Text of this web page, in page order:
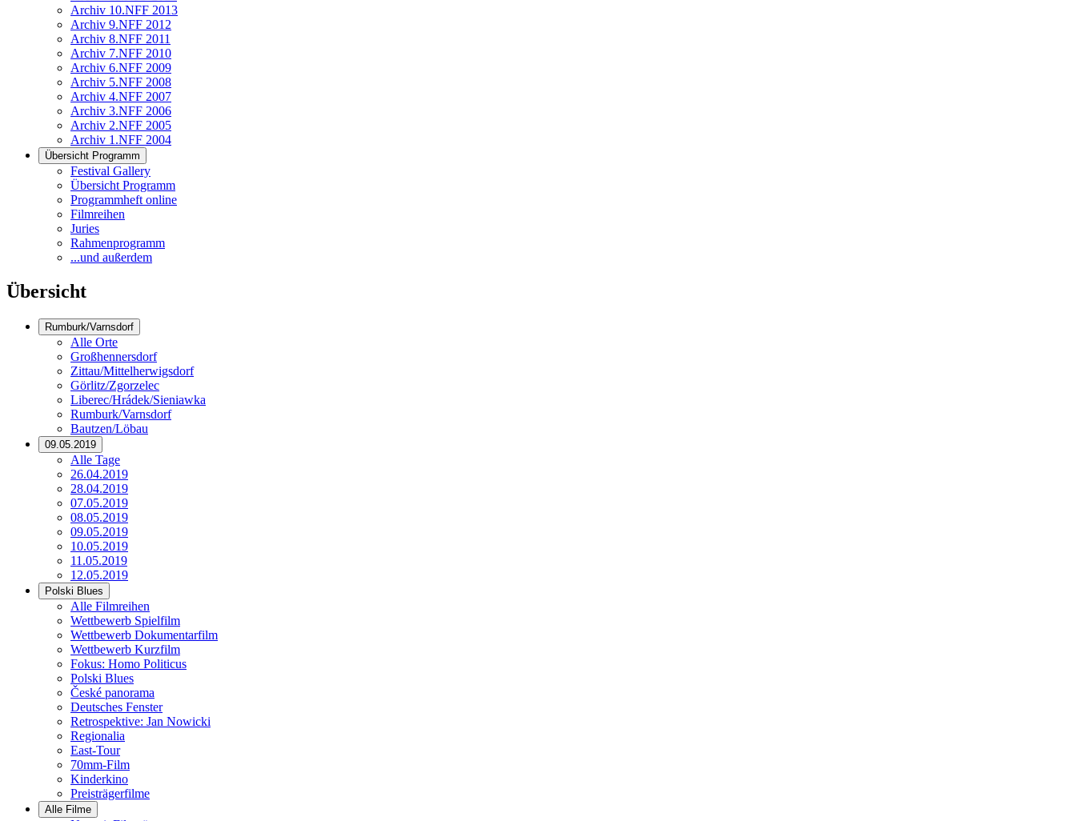
Archiv 10.NFF 2013
Archiv 9.NFF 2012
Archiv 8.NFF 2011
Archiv 7.NFF 2010
Archiv 6.NFF 2009
Archiv 5.NFF 2008
Archiv 4.NFF 2007
Archiv 3.NFF 2006
Archiv 2.NFF 2005
Archiv 1.NFF 2004
Übersicht Programm
Festival Gallery
Übersicht Programm
Programmheft online
Filmreihen
Juries
Rahmenprogramm
...und außerdem
Übersicht
Rumburk/Varnsdorf
Alle Orte
Großhennersdorf
Zittau/Mittelherwigsdorf
Görlitz/Zgorzelec
Liberec/Hrádek/Sieniawka
Rumburk/Varnsdorf
Bautzen/Löbau
09.05.2019
Alle Tage
26.04.2019
28.04.2019
07.05.2019
08.05.2019
09.05.2019
10.05.2019
11.05.2019
12.05.2019
Polski Blues
Alle Filmreihen
Wettbewerb Spielfilm
Wettbewerb Dokumentarfilm
Wettbewerb Kurzfilm
Fokus: Homo Politicus
Polski Blues
České panorama
Deutsches Fenster
Retrospektive: Jan Nowicki
Regionalia
East-Tour
70mm-Film
Kinderkino
Preisträgerfilme
Alle Filme